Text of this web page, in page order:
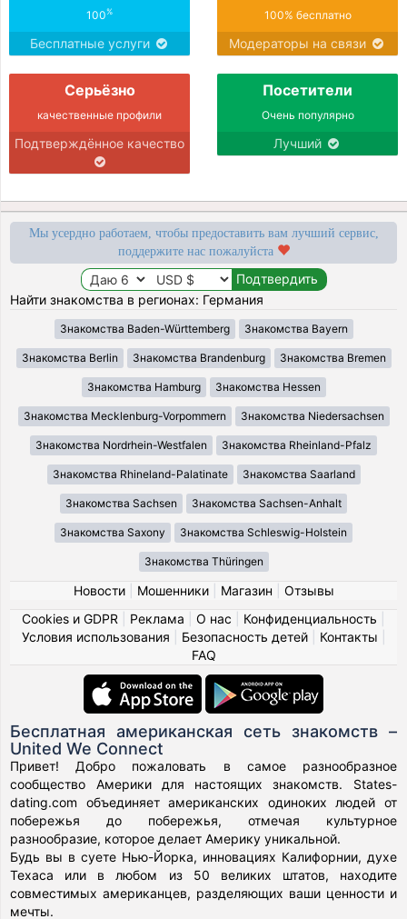
100%
Бесплатные услуги
100% бесплатно
Модераторы на связи
Серьёзно
качественные профили
Подтверждённое качество
Посетители
Очень популярно
Лучший
Мы усердно работаем, чтобы предоставить вам лучший сервис,
поддержите нас пожалуйста
Найти знакомства в регионах: Германия
Знакомства Baden-Württemberg Знакомства Bayern
Знакомства Berlin Знакомства Brandenburg Знакомства Bremen
Знакомства Hamburg Знакомства Hessen
Знакомства Mecklenburg-Vorpommern Знакомства Niedersachsen
Знакомства Nordrhein-Westfalen Знакомства Rheinland-Pfalz
Знакомства Rhineland-Palatinate Знакомства Saarland
Знакомства Sachsen Знакомства Sachsen-Anhalt
Знакомства Saxony Знакомства Schleswig-Holstein
Знакомства Thüringen
Новости| Мошенники| Магазин
Отзывы
Cookies и GDPR
Реклама О нас Конфиденциальность
Условия использования
Безопасность детей| Контакты
FAQ
Бесплатная американская сеть знакомств –
United We Connect
Привет! Добро пожаловать в самое разнообразное
сообщество Америки для настоящих знакомств. States-
dating.com объединяет американских одиноких людей от
побережья до побережья, отмечая культурное
разнообразие, которое делает Америку уникальной.
Будь вы в суете Нью-Йорка, инновациях Калифорнии, духе
Техаса или в любом из 50 великих штатов, находите
совместимых американцев, разделяющих ваши ценности и
мечты.